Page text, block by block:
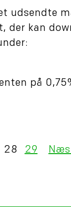
udsendte
der kan
på
28 29